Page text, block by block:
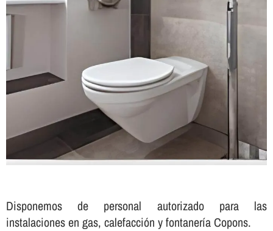
Disponemos de personal autorizado para las
instalaciones en gas, calefacción y fontanerí­a Copons.